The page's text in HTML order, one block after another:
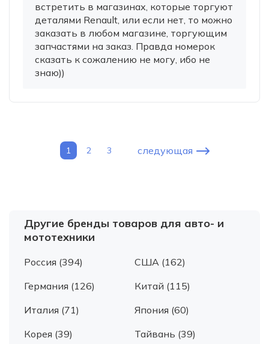
встретить в магазинах, которые торгуют
деталями Renault, или если нет, то можно
заказать в любом магазине, торгующим
запчастями на заказ. Правда номерок
сказать к сожалению не могу, ибо не
знаю))
1 2 3 следующая
Другие бренды товаров для авто- и
мототехники
Россия (394)
США (162)
Германия (126)
Китай (115)
Италия (71)
Япония (60)
Корея (39)
Тайвань (39)